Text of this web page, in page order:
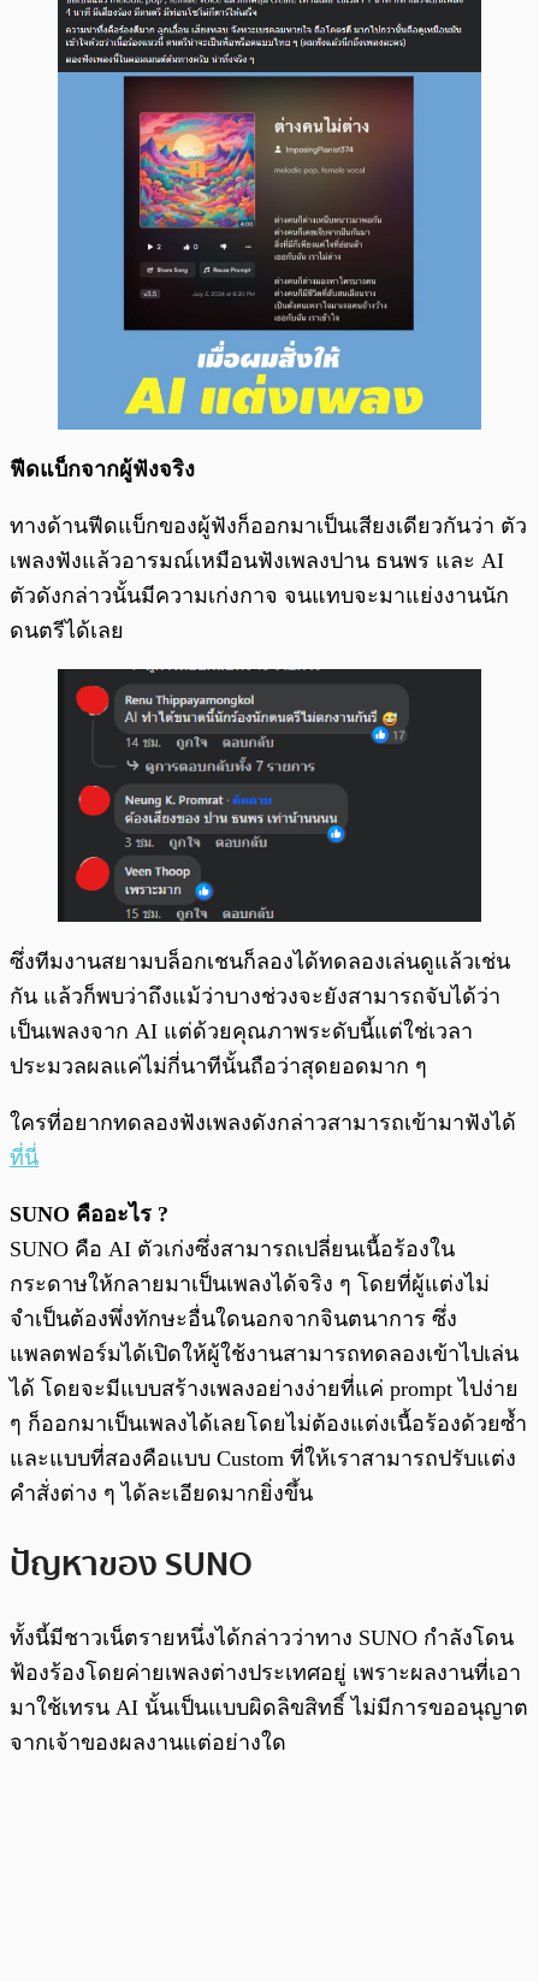
ฟีดแบ็กจากผู้ฟังจริง
ทางด้านฟีดแบ็กของผู้ฟังก็ออกมาเป็นเสียงเดียวกันว่า ตัว
เพลงฟังแล้วอารมณ์เหมือนฟังเพลงปาน ธนพร และ AI
ตัวดังกล่าวนั้นมีความเก่งกาจ จนแทบจะมาแย่งงานนัก
ดนตรีได้เลย
ซึ่งทีมงานสยามบล็อกเชนก็ลองได้ทดลองเล่นดูแล้วเช่น
กัน แล้วก็พบว่าถึงแม้ว่าบางช่วงจะยังสามารถจับได้ว่า
เป็นเพลงจาก AI แต่ด้วยคุณภาพระดับนี้แต่ใช่เวลา
ประมวลผลแค่ไม่กี่นาทีนั้นถือว่าสุดยอดมาก ๆ
ใครที่อยากทดลองฟังเพลงดังกล่าวสามารถเข้ามาฟังได้
ที่นี่
SUNO คืออะไร ?
SUNO คือ AI ตัวเก่งซึ่งสามารถเปลี่ยนเนื้อร้องใน
กระดาษให้กลายมาเป็นเพลงได้จริง ๆ โดยที่ผู้แต่งไม่
จำเป็นต้องพึ่งทักษะอื่นใดนอกจากจินตนาการ ซึ่ง
แพลตฟอร์มได้เปิดให้ผู้ใช้งานสามารถทดลองเข้าไปเล่น
ได้ โดยจะมีแบบสร้างเพลงอย่างง่ายที่แค่ prompt ไปง่าย
ๆ ก็ออกมาเป็นเพลงได้เลยโดยไม่ต้องแต่งเนื้อร้องด้วยซ้ำ
และแบบที่สองคือแบบ Custom ที่ให้เราสามารถปรับแต่ง
คำสั่งต่าง ๆ ได้ละเอียดมากยิ่งขึ้น
ปัญหาของ SUNO
ทั้งนี้มีชาวเน็ตรายหนึ่งได้กล่าวว่าทาง SUNO กำลังโดน
ฟ้องร้องโดยค่ายเพลงต่างประเทศอยู่ เพราะผลงานที่เอา
มาใช้เทรน AI นั้นเป็นแบบผิดลิขสิทธิ์ ไม่มีการขออนุญาต
จากเจ้าของผลงานแต่อย่างใด